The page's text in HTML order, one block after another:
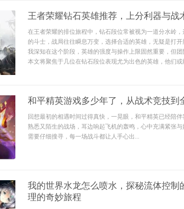
王者荣耀钻石英雄推荐，上分利器与战
在王者荣耀的排位旅程中，钻石段位常被视为一道分水岭
的斗士，战局往往瞬息万变，选择合适的英雄，无疑是打
我深知在这个阶段，英雄的强度与操作上限固然重要，但
本文将聚焦于几位在钻石段位表现尤为出色的英雄，他们或
和平精英游戏多少年了，从战术竞技到
回想最初的相遇时间过得真快，一晃眼，和平精英已经陪
熟悉又陌生的战场，耳边响起飞机的轰鸣，心中充满紧张
需要仔细搜寻，每一场战斗都让人手心出...
我的世界水龙怎么喷水，探秘流体控制
理的奇妙旅程